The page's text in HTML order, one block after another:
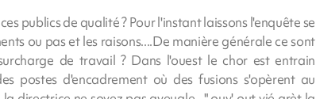
publics de qualité ? Pour l'instant laissons l'enquête se
ou pas et les raisons....De manière générale ce sont
de travail ? Dans l'ouest le chor est entrain
postes d'encadrement où des fusions s'opèrent au